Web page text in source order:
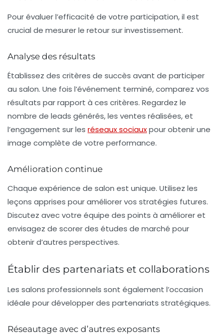
Pour évaluer l’efficacité de votre participation, il est
crucial de mesurer le retour sur investissement.
Analyse des résultats
Établissez des critères de succès avant de participer
au salon. Une fois l’événement terminé, comparez vos
résultats par rapport à ces critères. Regardez le
nombre de leads générés, les ventes réalisées, et
l’engagement sur les réseaux sociauxpour obtenir une
image complète de votre performance.
Amélioration continue
Chaque expérience de salon est unique. Utilisez les
leçons apprises pour améliorer vos stratégies futures.
Discutez avec votre équipe des points à améliorer et
envisagez de scorer des études de marché pour
obtenir d’autres perspectives.
Établir des partenariats et collaborations
Les salons professionnels sont également l’occasion
idéale pour développer des partenariats stratégiques.
Réseautage avec d’autres exposants